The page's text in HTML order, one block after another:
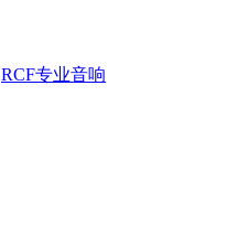
RCF专业音响